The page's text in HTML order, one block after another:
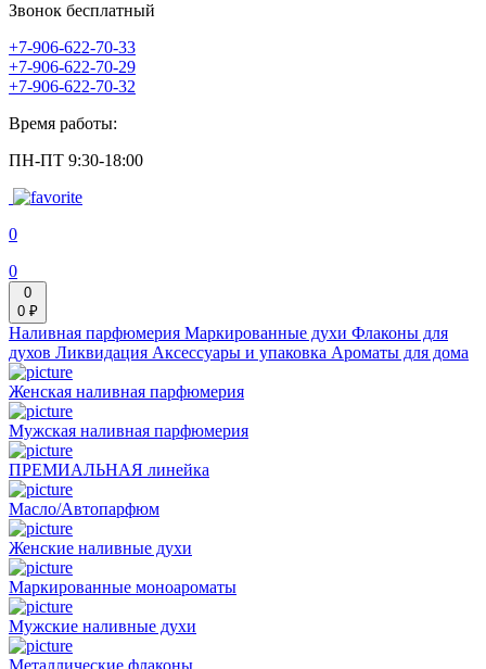
Звонок бесплатный
+7-906-622-70-33
+7-906-622-70-29
+7-906-622-70-32
Время работы:
ПН-ПТ 9:30-18:00
0
0
0
0 ₽
Наливная парфюмерия Маркированные духи Флаконы для
духов Ликвидация Аксессуары и упаковка Ароматы для дома
Женская наливная парфюмерия
Мужская наливная парфюмерия
ПРЕМИАЛЬНАЯ линейка
Масло/Автопарфюм
Женские наливные духи
Маркированные моноароматы
Мужские наливные духи
Металлические флаконы